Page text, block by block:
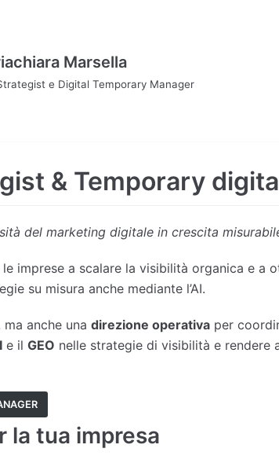
Marsella
e Digital Temporary Manager
& Temporary
del marketing digitale in crescita
imprese a scalare la visibilità organica e a
su misura anche mediante l’AI.
ma anche una direzione operativa per
e il GEO nelle strategie di visibilità e rendere
la tua impresa